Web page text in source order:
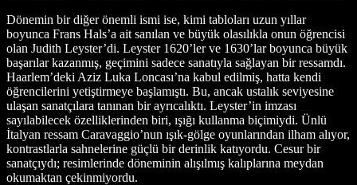
Dönemin bir diğer önemli ismi ise, kimi tabloları uzun yıllar
boyunca Frans Hals’a ait sanılan ve büyük olasılıkla onun öğrencisi
olan Judith Leyster’di. Leyster 1620’ler ve 1630’lar boyunca büyük
başarılar kazanmış, geçimini sadece sanatıyla sağlayan bir ressamdı.
Haarlem’deki Aziz Luka Loncası’na kabul edilmiş, hatta kendi
öğrencilerini yetiştirmeye başlamıştı. Bu, ancak ustalık seviyesine
ulaşan sanatçılara tanınan bir ayrıcalıktı. Leyster’in imzası
sayılabilecek özelliklerinden biri, ışığı kullanma biçimiydi. Ünlü
İtalyan ressam Caravaggio’nun ışık-gölge oyunlarından ilham alıyor,
kontrastlarla sahnelerine güçlü bir derinlik katıyordu. Cesur bir
sanatçıydı; resimlerinde döneminin alışılmış kalıplarına meydan
okumaktan çekinmiyordu.